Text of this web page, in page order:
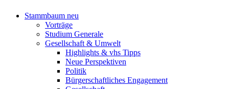
Stammbaum neu
Vorträge
Studium Generale
Gesellschaft & Umwelt
Highlights & vhs Tipps
Neue Perspektiven
Politik
Bürgerschaftliches Engagement